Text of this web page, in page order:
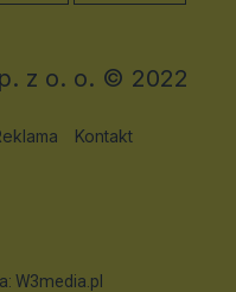
z o. o. © 2022
Kontakt
W3media.pl